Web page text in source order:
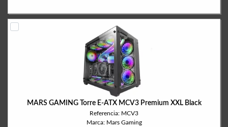
MARS GAMING Torre E-ATX MCV3 Premium XXL Black
Referencia: MCV3
Marca: Mars Gaming